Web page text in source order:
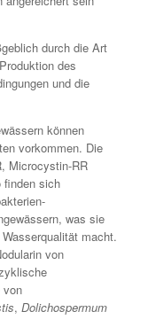
durch die Art
des
und die
können
vorkommen. Die
Microcystin-RR
finden sich
was sie
macht.
von
von
, Dolichospermum